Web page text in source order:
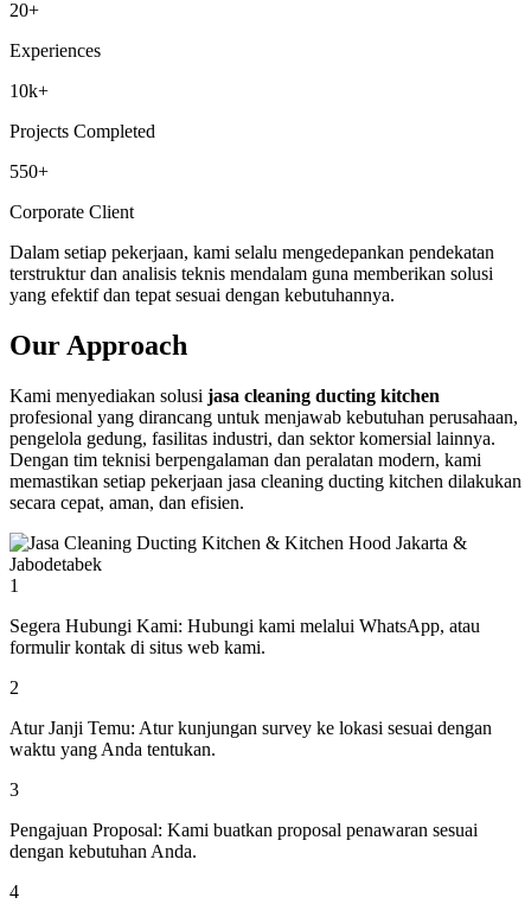
20+
Experiences
10k+
Projects Completed
550+
Corporate Client
Dalam setiap pekerjaan, kami selalu mengedepankan pendekatan
terstruktur dan analisis teknis mendalam guna memberikan solusi
yang efektif dan tepat sesuai dengan kebutuhannya.
Our Approach
Kami menyediakan solusi jasa cleaning ducting kitchen
profesional yang dirancang untuk menjawab kebutuhan perusahaan,
pengelola gedung, fasilitas industri, dan sektor komersial lainnya.
Dengan tim teknisi berpengalaman dan peralatan modern, kami
memastikan setiap pekerjaan jasa cleaning ducting kitchen dilakukan
secara cepat, aman, dan efisien.
1
Segera Hubungi Kami: Hubungi kami melalui WhatsApp, atau
formulir kontak di situs web kami.
2
Atur Janji Temu: Atur kunjungan survey ke lokasi sesuai dengan
waktu yang Anda tentukan.
3
Pengajuan Proposal: Kami buatkan proposal penawaran sesuai
dengan kebutuhan Anda.
4